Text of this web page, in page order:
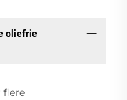
oliefrie
flere